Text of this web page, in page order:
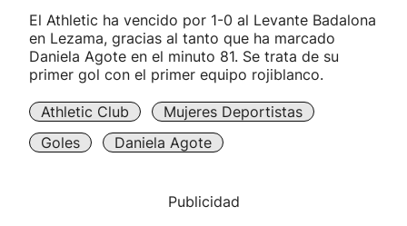
Más deportes
El Athletic ha vencido por 1-0 al Levante Badalona
en Lezama, gracias al tanto que ha marcado
Daniela Agote en el minuto 81. Se trata de su
primer gol con el primer equipo rojiblanco.
Athletic Club
Mujeres Deportistas
Goles
Daniela Agote
Publicidad